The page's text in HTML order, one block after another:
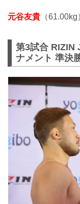
元谷友貴 （
第3試合 RIZIN
ナメント 準決